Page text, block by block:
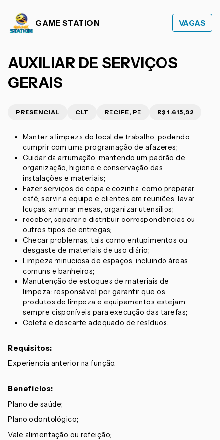
GAME STATION VAGAS
AUXILIAR DE SERVIÇOS
GERAIS
PRESENCIAL CLT RECIFE, PE R$ 1.615,92
Manter a limpeza do local de trabalho, podendo
cumprir com uma programação de afazeres;
Cuidar da arrumação, mantendo um padrão de
organização, higiene e conservação das
instalações e materiais;
Fazer serviços de copa e cozinha, como preparar
café, servir a equipe e clientes em reuniões, lavar
louças, arrumar mesas, organizar utensílios;
receber, separar e distribuir correspondências ou
outros tipos de entregas;
Checar problemas, tais como entupimentos ou
desgaste de materiais de uso diário;
Limpeza minuciosa de espaços, incluindo áreas
comuns e banheiros;
Manutenção de estoques de materiais de
limpeza: responsável por garantir que os
produtos de limpeza e equipamentos estejam
sempre disponíveis para execução das tarefas;
Coleta e descarte adequado de resíduos.
Requisitos:
Experiencia anterior na função.
Benefícios:
Plano de saúde;
Plano odontológico;
Vale alimentação ou refeição;